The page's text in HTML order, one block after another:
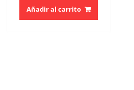
Añadir al carrito